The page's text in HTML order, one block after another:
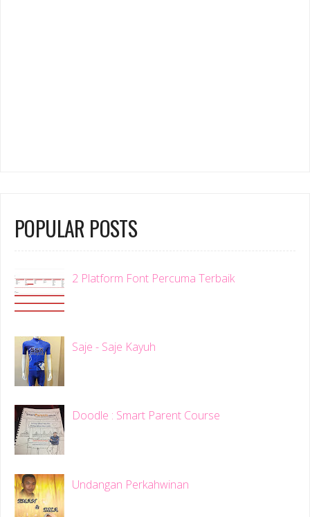
POPULAR POSTS
2 Platform Font Percuma Terbaik
Saje - Saje Kayuh
Doodle : Smart Parent Course
Undangan Perkahwinan